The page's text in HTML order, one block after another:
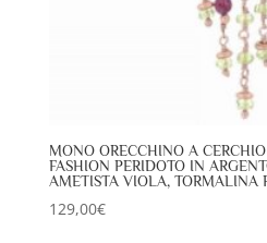
MONO ORECCHINO A
FASHION PERIDOTO IN
AMETISTA VIOLA, TORMALINA
129,00€